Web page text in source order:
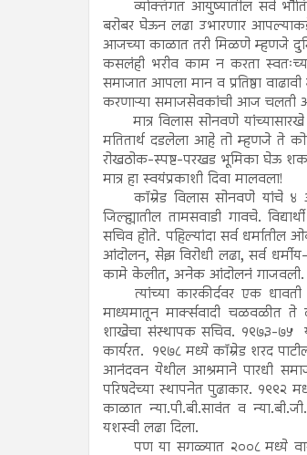
व्यक्तिगत आयुष्यातील सर्व
बरोबर घेऊन लढा उभारणार
आजच्या काळात तरी मिळणे म्हणजे
कसलंही भरीव काम न करता
समाजात आपला मान व प्रतिष्ठा
करणाऱ्या समाजसेवकांची आज
मात्र विलास सोनवणे
मतितार्थ दडलेला आहे तो म्हणजे ते
रोखठोक-स्पष्ट-परखड भूमिका घेऊ
मात्र हा स्वयंप्रकाशी दिवा मालवला!
कॉम्रेड विलास सोनवणे यांचे
जिल्ह्यातील तामसवाडी गावचे.
सचिव होते. पहिल्यांदा सर्व
आंदोलन, सेझ विरोधी लढा, सर्व
कामे केलीत, अनेक आंदोलनं गाजवली.
त्यांच्या कारकीर्दवर एक
माध्यमातून मार्क्सवादी चळवळीत
शाखेचा संस्थापक सचिव. १९७३-७५ या
कार्यरत. १९७८ मध्ये कॉम्रेड शरद
आनंदवन येथील आश्रमाने पारधी
परिषदेच्या स्थापनेत पुढाकार. १९९२
काळात न्या.पी.बी.सावंत व
यशस्वी लढा दिला.
पण या सगळ्यात २००८ मध्ये